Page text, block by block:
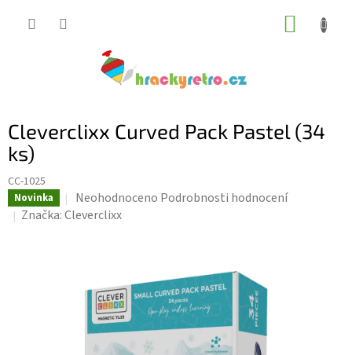
Cleverclixx Curved Pack Pastel (34
ks)
CC-1025
Novinka
Průměrné
hodnocení
hvězdiček.
Neohodnoceno Podrobnosti hodnocení
Značka:Cleverclixx